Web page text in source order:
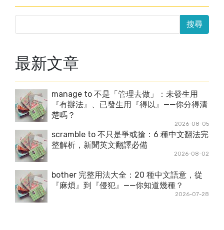
最新文章
manage to 不是「管理去做」：未發生用
『有辦法』、已發生用『得以』——你分得清
楚嗎？
2026-08-05
scramble to 不只是爭或搶：6 種中文翻法完
整解析，新聞英文翻譯必備
2026-08-02
bother 完整用法大全：20 種中文語意，從
『麻煩』到『侵犯』——你知道幾種？
2026-07-28